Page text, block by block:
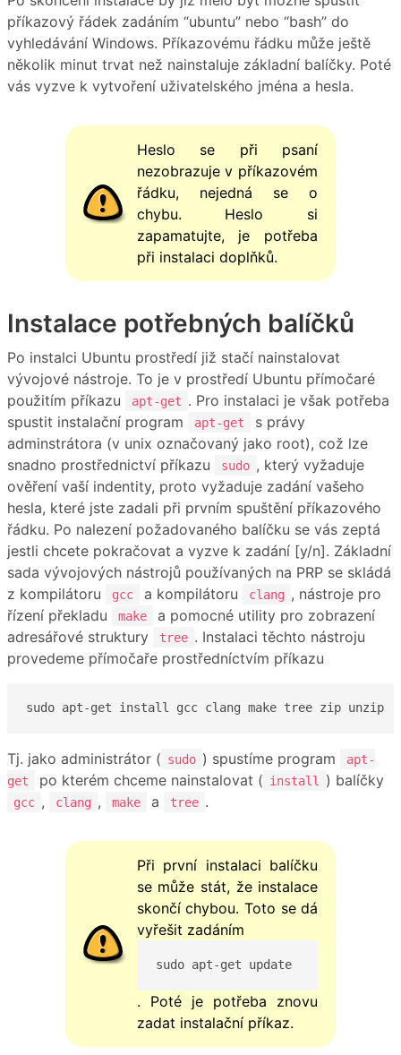
příkazový řádek zadáním “ubuntu” nebo “bash” do
vyhledávání Windows. Příkazovému řádku může ještě
několik minut trvat než nainstaluje základní balíčky. Poté
vás vyzve k vytvoření uživatelského jména a hesla.
Heslo se při psaní
nezobrazuje v příkazovém
řádku, nejedná se o
chybu. Heslo si
zapamatujte, je potřeba
při instalaci doplňků.
Instalace potřebných balíčků
Po instalci Ubuntu prostředí již stačí nainstalovat
vývojové nástroje. To je v prostředí Ubuntu přímočaré
použitím příkazu
apt-get . Pro instalaci je však potřeba
spustit instalační program
apt-get
s právy
adminstrátora (v unix označovaný jako root), což lze
snadno prostřednictví příkazu
sudo , který vyžaduje
ověření vaší indentity, proto vyžaduje zadání vašeho
hesla, které jste zadali při prvním spuštění příkazového
řádku. Po nalezení požadovaného balíčku se vás zeptá
jestli chcete pokračovat a vyzve k zadání [y/n]. Základní
sada vývojových nástrojů používaných na PRP se skládá
z kompilátoru
gcc a kompilátoru clang , nástroje pro
řízení překladu
make
a pomocné utility pro zobrazení
adresářové struktury
tree . Instalaci těchto nástroju
provedeme přímočaře prostředníctvím příkazu
Tj. jako administrátor ( sudo ) spustíme program
apt-
get
po kterém chceme nainstalovat ( install ) balíčky
gcc , clang , make a tree .
Při první instalaci balíčku
se může stát, že instalace
skončí chybou. Toto se dá
vyřešit zadáním
sudo apt-get update
. Poté je potřeba znovu
zadat instalační příkaz.